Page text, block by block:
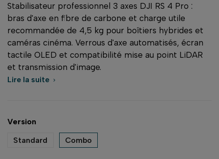
Stabilisateur professionnel 3 axes DJI RS 4 Pro :
bras d'axe en fibre de carbone et charge utile
recommandée de 4,5 kg pour boîtiers hybrides et
caméras cinéma. Verrous d'axe automatisés, écran
tactile OLED et compatibilité mise au point LiDAR
et transmission d'image.
Lire la suite 
Version
Standard Combo